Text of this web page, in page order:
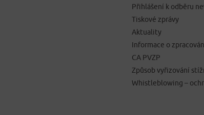
Přihlášení k odběru
Tiskové zprávy
Aktuality
Informace o
CA PVZP
Způsob vyřizování
Whistleblowing –